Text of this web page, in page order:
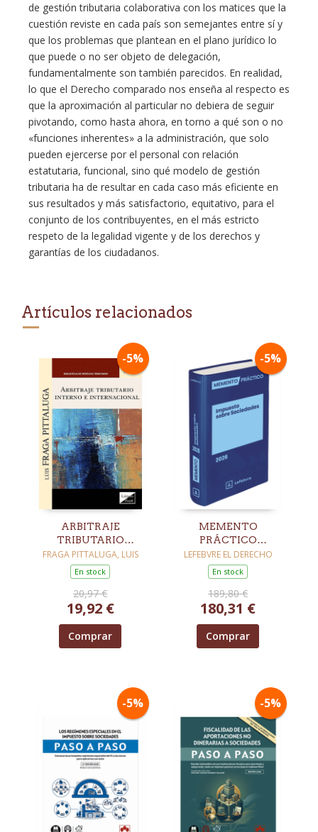
de gestión tributaria colaborativa con los matices que la
cuestión reviste en cada país son semejantes entre sí y
que los problemas que plantean en el plano jurídico lo
que puede o no ser objeto de delegación,
fundamentalmente son también parecidos. En realidad,
lo que el Derecho comparado nos enseña al respecto es
que la aproximación al particular no debiera de seguir
pivotando, como hasta ahora, en torno a qué son o no
«funciones inherentes» a la administración, que solo
pueden ejercerse por el personal con relación
estatutaria, funcional, sino qué modelo de gestión
tributaria ha de resultar en cada caso más eficiente en
sus resultados y más satisfactorio, equitativo, para el
conjunto de los contribuyentes, en el más estricto
respeto de la legalidad vigente y de los derechos y
garantías de los ciudadanos.
Artículos relacionados
-5%
ARBITRAJE
TRIBUTARIO
INTERNO E
INTERNACIONAL
FRAGA PITTALUGA, LUIS
En stock
20,97 €
19,92 €
Comprar
-5%
MEMENTO
PRÁCTICO
IMPUESTO SOBRE
SOCIEDADES 2026
LEFEBVRE EL DERECHO
En stock
189,80 €
180,31 €
Comprar
-5% -5%